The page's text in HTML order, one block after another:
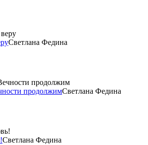
Светлана Федина
продолжимСветлана Федина
Светлана Федина